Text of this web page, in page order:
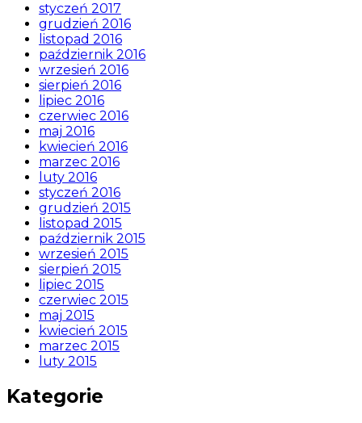
styczeń 2017
grudzień 2016
listopad 2016
październik 2016
wrzesień 2016
sierpień 2016
lipiec 2016
czerwiec 2016
maj 2016
kwiecień 2016
marzec 2016
luty 2016
styczeń 2016
grudzień 2015
listopad 2015
październik 2015
wrzesień 2015
sierpień 2015
lipiec 2015
czerwiec 2015
maj 2015
kwiecień 2015
marzec 2015
luty 2015
Kategorie